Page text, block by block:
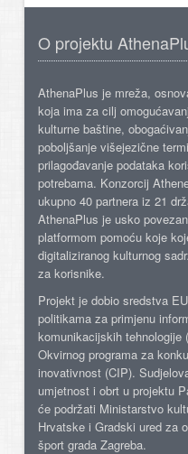
O projektu
AthenaPlus je mreža,
koja ima za cilj
kulturne baštine,
poboljšanje višejezične
prilagođavanje podataka
potrebama. Konzorcij
ukupno 40 partnera iz 21
AthenaPlus je usko
platformom pomoću koje
digitaliziranog kulturnog
za korisnike.
Projekt je dobio sredstva
politikama za primjenu
komunikacijskih tehnologije
Okvirnog programa za
inovativnost (CIP).
umjetnost i obrt u projektu
će podržati Ministarstvo
Hrvatske i Gradski ured za
šport grada Zagreba.